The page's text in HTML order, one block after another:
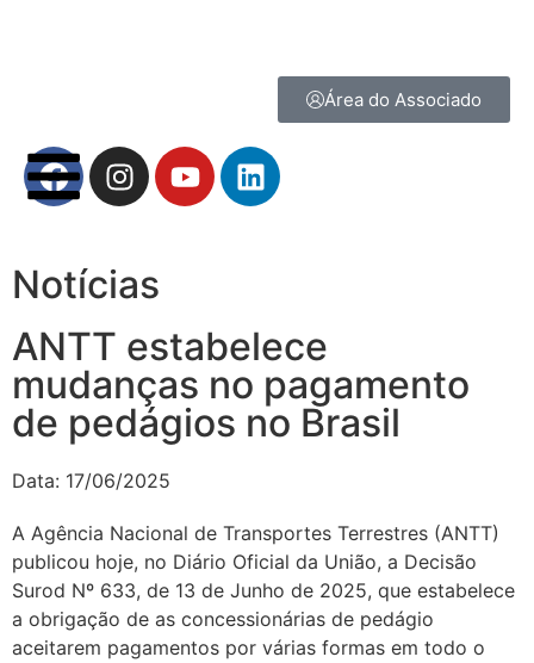
Área do Associado
Notícias
ANTT estabelece
mudanças no pagamento
de pedágios no Brasil
Data: 17/06/2025
A Agência Nacional de Transportes Terrestres (ANTT)
publicou hoje, no Diário Oficial da União, a Decisão
Surod Nº 633, de 13 de Junho de 2025, que estabelece
a obrigação de as concessionárias de pedágio
aceitarem pagamentos por várias formas em todo o